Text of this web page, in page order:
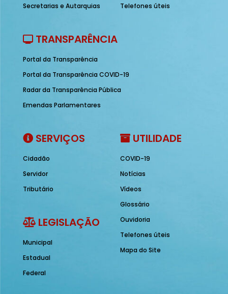
Secretarias e Autarquias
Telefones úteis
TRANSPARÊNCIA
Portal da Transparência
Portal da Transparência COVID-19
Radar da Transparência Pública
Emendas Parlamentares
SERVIÇOS
Cidadão
Servidor
Tributário
LEGISLAÇÃO
Municipal
Estadual
Federal
UTILIDADE
COVID-19
Notícias
Vídeos
Glossário
Ouvidoria
Telefones úteis
Mapa do Site